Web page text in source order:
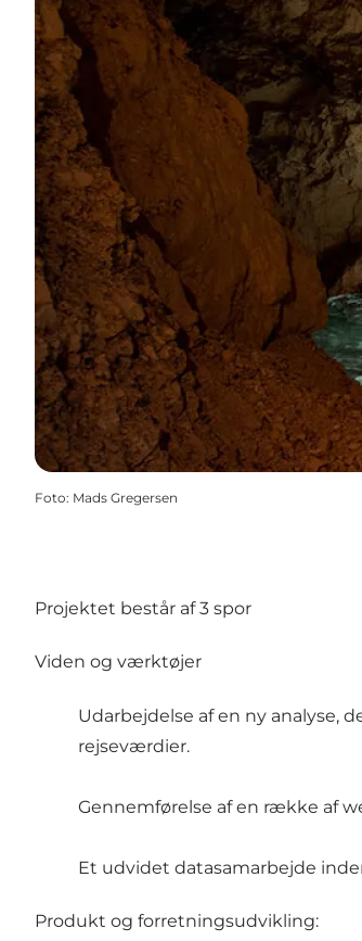
Foto: Mads Gregersen
Projektet består af 3 spor
Viden og værktøjer
Udarbejdelse af en ny analyse,
rejseværdier.
Gennemførelse af en række af
Et udvidet datasamarbejde
Produkt og forretningsudvikling: